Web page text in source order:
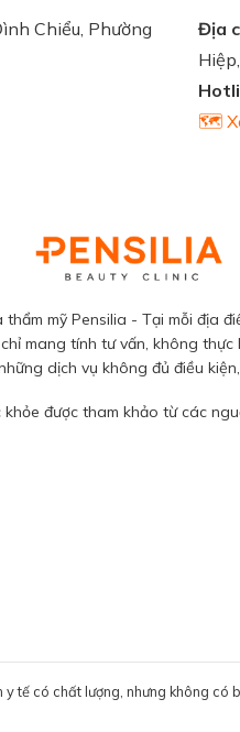
Chiểu, Phường
Địa
🗺️
mỹ Pensilia - Tại mỗi địa
mang tính tư vấn, không
dịch vụ không đủ điều
được tham khảo từ các
tế có chất lượng, nhưng không